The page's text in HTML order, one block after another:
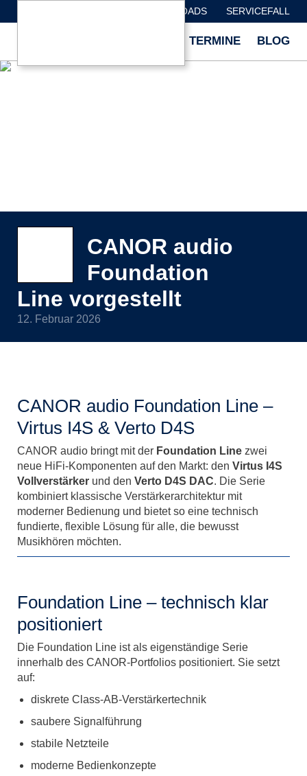
DOWNLOADS SERVICEFALL
TERMINE BLOG
CANOR audio
Foundation
Line vorgestellt
12. Februar 2026
CANOR audio Foundation Line –
Virtus I4S & Verto D4S
CANOR audio bringt mit der Foundation Line zwei
neue HiFi-Komponenten auf den Markt: den Virtus I4S
Vollverstärker und den Verto D4S DAC. Die Serie
kombiniert klassische Verstärkerarchitektur mit
moderner Bedienung und bietet so eine technisch
fundierte, flexible Lösung für alle, die bewusst
Musikhören möchten.
Foundation Line – technisch klar
positioniert
Die Foundation Line ist als eigenständige Serie
innerhalb des CANOR-Portfolios positioniert. Sie setzt
auf:
diskrete Class‑AB-Verstärkertechnik
saubere Signalführung
stabile Netzteile
moderne Bedienkonzepte